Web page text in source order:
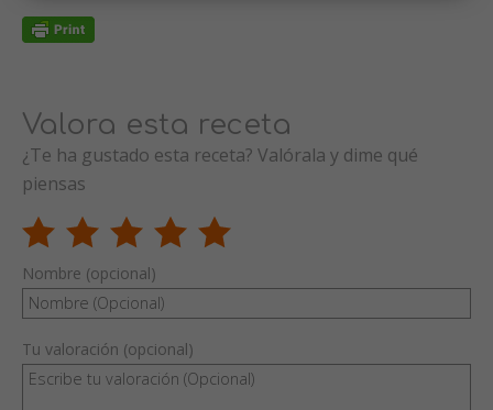
Valora esta receta
¿Te ha gustado esta receta? Valórala y dime qué
piensas
Nombre (opcional)
Tu valoración (opcional)